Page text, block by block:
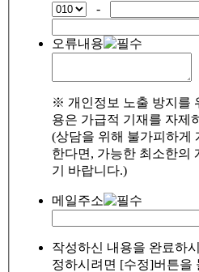
-
오류내용
※ 개인정보 노출 방지를
용은 가급적 기재를 자제
(상담을 위해 불가피하게
한다면, 가능한 최소한의
기 바랍니다.)
메일주소
작성하신 내용을 완료하
정하시려면 [수정]버튼을